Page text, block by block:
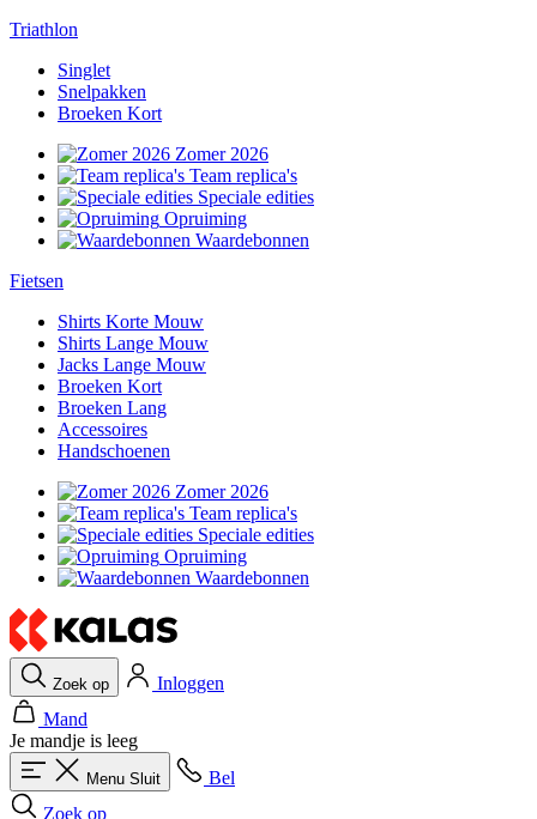
Triathlon
Singlet
Snelpakken
Broeken Kort
Zomer 2026
Team replica's
Speciale edities
Opruiming
Waardebonnen
Fietsen
Shirts Korte Mouw
Shirts Lange Mouw
Jacks Lange Mouw
Broeken Kort
Broeken Lang
Accessoires
Handschoenen
Zomer 2026
Team replica's
Speciale edities
Opruiming
Waardebonnen
Zoek op
Inloggen
Mand
Je mandje is leeg
Menu Sluit
Bel
Zoek op